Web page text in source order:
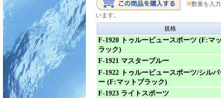
※数量を入
います。
規格
F-1920 トゥルービュースポーツ (F:マ
ラック)
F-1921 マスターブルー
F-1922 トゥルービュースポーツ/シル
ー (F:マットブラック)
F-1923 ライトスポーツ